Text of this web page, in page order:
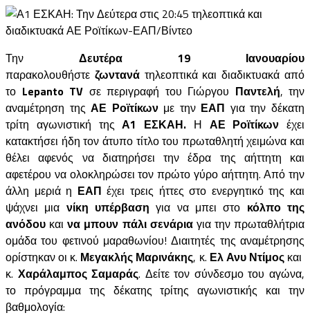
Την Δευτέρα 19 Ιανουαρίου
παρακολουθήστε ζωντανάτηλεοπτικά και διαδικτυακά από
το Lepanto TV σε περιγραφή του Γιώργου Παντελή, την
αναμέτρηση τηςΑΕ Ροϊτίκωνμε την ΕΑΠ για την δέκατη
τρίτη αγωνιστική τηςΑ1 ΕΣΚΑΗ. Η ΑΕ Ροϊτίκων έχει
κατακτήσει ήδη τον άτυπο τίτλο του πρωταθλητή χειμώνα και
θέλει αφενός να διατηρήσει την έδρα της αήττητη και
αφετέρου να ολοκληρώσει τον πρώτο γύρο αήττητη. Από την
άλλη μεριά η ΕΑΠ έχει τρεις ήττες στο ενεργητικό της και
ψάχνει μια νίκη υπέρβαση για να μπει στο κόλπο της
ανόδου καινα μπουν πάλι σενάριαγια την πρωταθλήτρια
ομάδα του φετινού μαραθωνίου! Διαιτητές της αναμέτρησης
ορίστηκαν οι κ. Μεγακλής Μαρινάκης, κ. Ελ Ανυ Ντίμοςκαι
κ. Χαράλαμπος Σαμαράς. Δείτε τον σύνδεσμο του αγώνα,
το πρόγραμμα της δέκατης τρίτης αγωνιστικής και την
βαθμολογία: